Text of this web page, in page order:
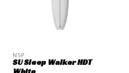
NSP
SU Sleep Walker HDT
White